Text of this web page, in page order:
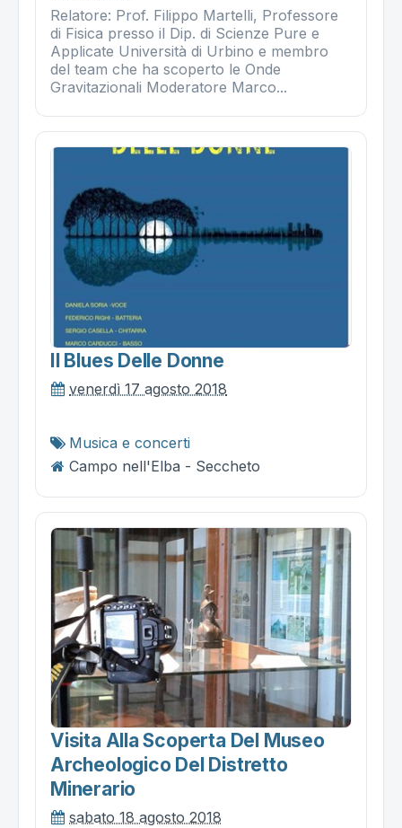
Relatore: Prof. Filippo Martelli, Professore
di Fisica presso il Dip. di Scienze Pure e
Applicate Università di Urbino e membro
del team che ha scoperto le Onde
Gravitazionali Moderatore Marco...
Il Blues Delle Donne
venerdì 17 agosto 2018
Musica e concerti
Campo nell'Elba - Seccheto
Visita Alla Scoperta Del Museo
Archeologico Del Distretto
Minerario
sabato 18 agosto 2018